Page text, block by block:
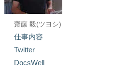
齋藤 毅(ツヨシ)
仕事内容
Twitter
DocsWell